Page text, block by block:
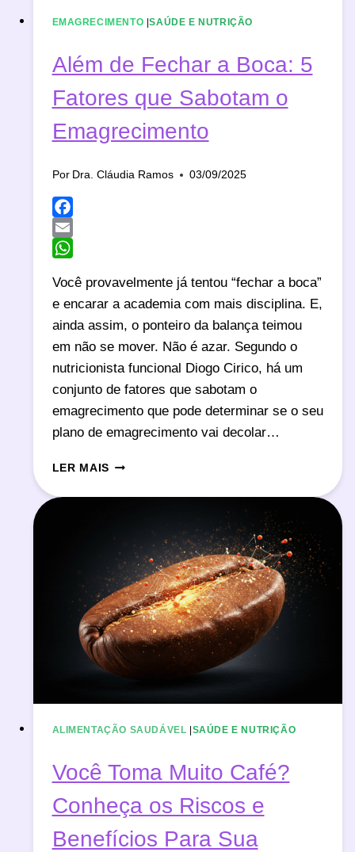
EMAGRECIMENTO |SAÚDE E NUTRIÇÃO
Além de Fechar a Boca: 5
Fatores que Sabotam o
Emagrecimento
Por Dra. Cláudia Ramos 03/09/2025
Você provavelmente já tentou “fechar a boca”
e encarar a academia com mais disciplina. E,
ainda assim, o ponteiro da balança teimou
em não se mover. Não é azar. Segundo o
nutricionista funcional Diogo Cirico, há um
conjunto de fatores que sabotam o
emagrecimento que pode determinar se o seu
plano de emagrecimento vai decolar…
LER MAISALÉM
FECHAR
FATORES
QUE
SABOTAM
O
EMAGRECIMENTO
ALIMENTAÇÃO SAUDÁVEL |SAÚDE E NUTRIÇÃO
Você Toma Muito Café?
Conheça os Riscos e
Benefícios Para Sua